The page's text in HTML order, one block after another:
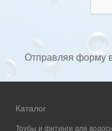
Отправляя форму
Каталог
Трубы и фитинги для